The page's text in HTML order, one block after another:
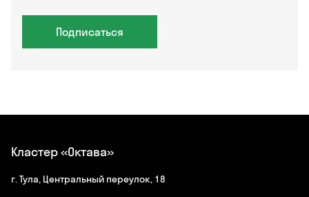
Подписаться
Кластер «Октава»
г. Тула, Центральный переулок, 18